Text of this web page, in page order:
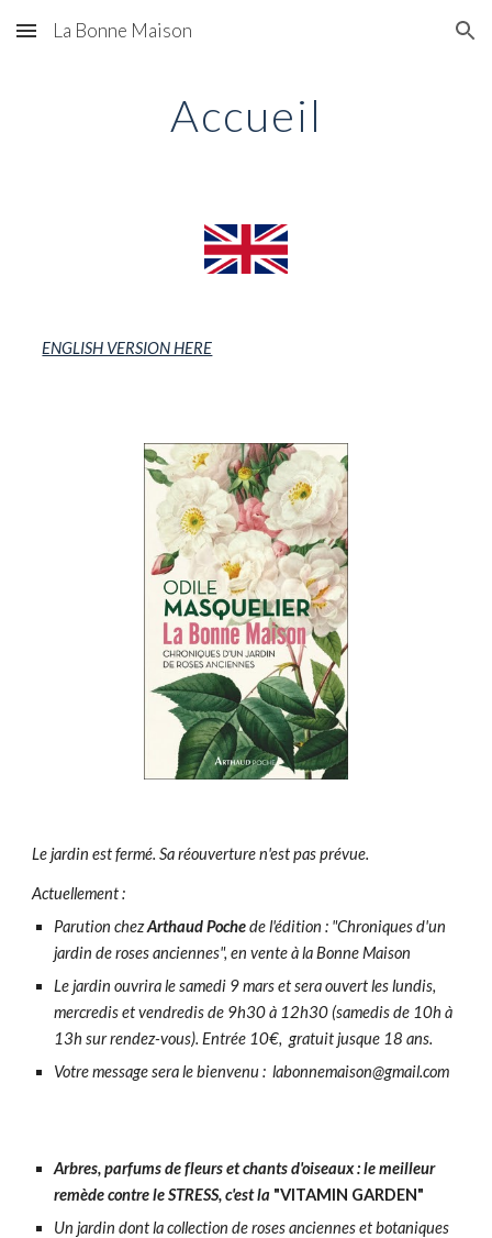
Skip to main content Skip to navigation
La Bonne Maison
Accueil
ENGLISH VERSION HERE
Le jardin est fermé. Sa réouverture n'est pas prévue.
Actuellement :
Parution chezArthaud Pochede l'édition : "Chroniques d'un
jardin de roses anciennes", en vente à la Bonne Maison
Le jardin ouvrira le samedi 9 marset sera ouvert les lundis,
mercredis et vendredis de 9h30 à 12h30 (samedis de 10h à
13h sur rendez-vous). Entrée 10€, gratuit jusque 18 ans.
Votre message sera le bienvenu : labonnemaison@gmail.com
Arbres, parfums de fleurs et chants d'oiseaux : le meilleur
remède contre le STRESS, c'est la "VITAMIN GARDEN"
Un jardin dont la collection de roses anciennes et botaniques